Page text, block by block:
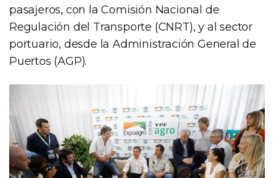
pasajeros, con la Comisión Nacional de
Regulación del Transporte (CNRT), y al sector
portuario, desde la Administración General de
Puertos (AGP).